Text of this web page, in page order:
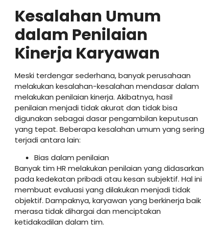
Kesalahan Umum
dalam Penilaian
Kinerja Karyawan
Meski terdengar sederhana, banyak perusahaan
melakukan kesalahan-kesalahan mendasar dalam
melakukan penilaian kinerja. Akibatnya, hasil
penilaian menjadi tidak akurat dan tidak bisa
digunakan sebagai dasar pengambilan keputusan
yang tepat. Beberapa kesalahan umum yang sering
terjadi antara lain:
Bias dalam penilaian
Banyak tim HR melakukan penilaian yang didasarkan
pada kedekatan pribadi atau kesan subjektif. Hal ini
membuat evaluasi yang dilakukan menjadi tidak
objektif. Dampaknya, karyawan yang berkinerja baik
merasa tidak dihargai dan menciptakan
ketidakadilan dalam tim.